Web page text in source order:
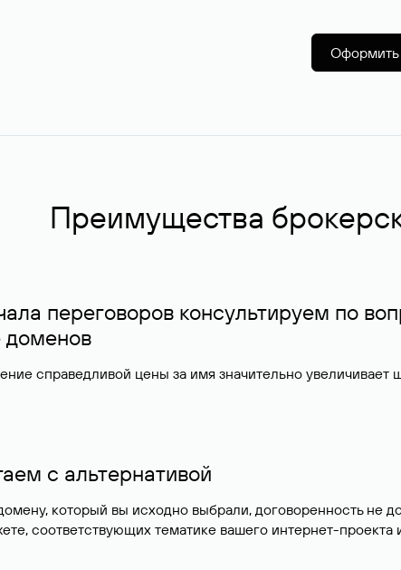
Оформить
Преимущества
переговоров консультируем по
доменов
справедливой цены за имя значительно
с альтернативой
который вы исходно выбрали, договоренность не
соответствующих тематике вашего интернет-